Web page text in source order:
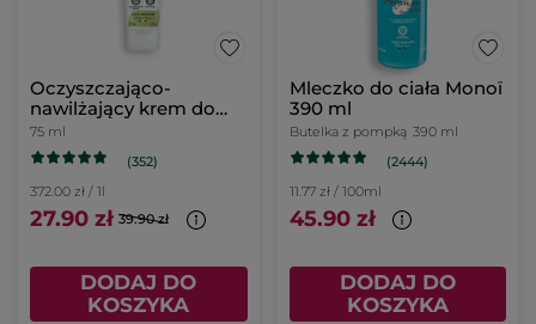
Oczyszczająco-
nawilżający krem do
rąk 2 w 1 z wodą z arniki
bio
75 ml
(352)
372.00 zł / 1l
27.90 zł 39.90 zł
DODAJ DO
KOSZYKA
Mleczko do ciała Monoï
390 ml
Butelka z pompką 390 ml
(2444)
11.77 zł / 100ml
45.90 zł
DODAJ DO
KOSZYKA